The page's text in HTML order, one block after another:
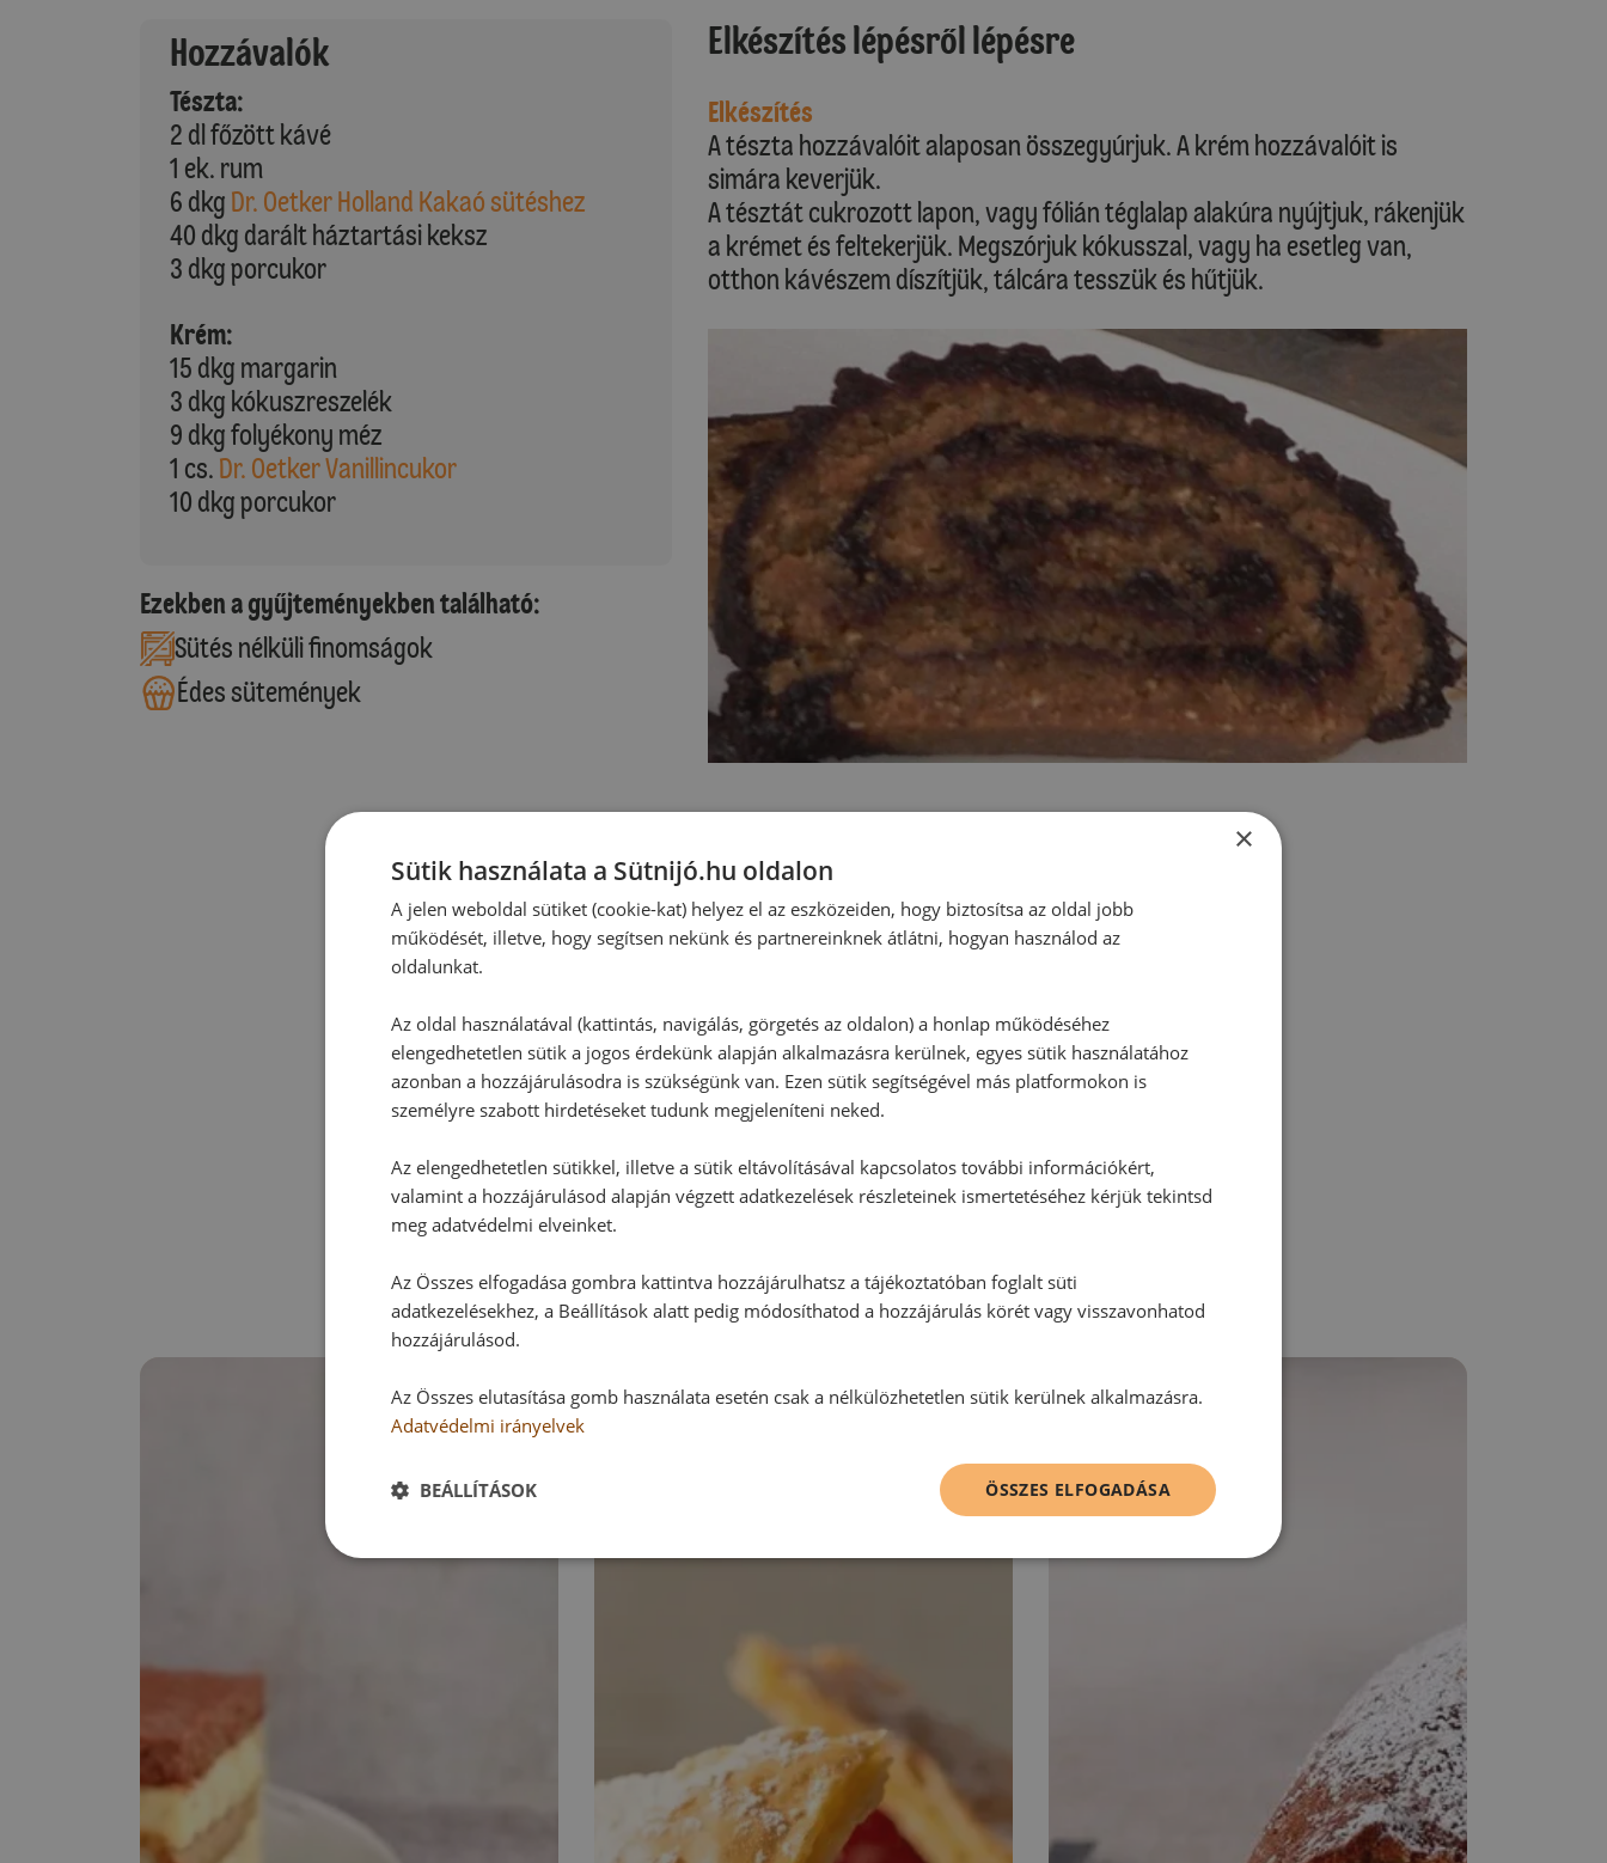
Hozzávalók
Tészta:
2 dl főzött kávé
1 ek. rum
6 dkg Dr. Oetker Holland Kakaó sütéshez
40 dkg darált háztartási keksz
3 dkg porcukor
Krém:
15 dkg margarin
3 dkg kókuszreszelék
9 dkg folyékony méz
1 cs. Dr. Oetker Vanillincukor
10 dkg porcukor
Ezekben a gyűjteményekben található:
Sütés nélküli finomságok
Édes sütemények
Elkészítés lépésről lépésre
Elkészítés
A tészta hozzávalóit alaposan összegyúrjuk. A krém hozzávalóit is
simára keverjük.
A tésztát cukrozott lapon, vagy fólián téglalap alakúra nyújtjuk, rákenjük
a krémet és feltekerjük. Megszórjuk kókusszal, vagy ha esetleg van,
otthon kávészem díszítjük, tálcára tesszük és hűtjük.
Hozzászólások
Ehhez a recepthez még nem érkezett hozzászólás.
Hozzászólás írása
Vélemény írásához, kérjük,
RECEPTAJÁNLÓ
×
Sütik használata a Sütnijó.hu oldalon
A jelen weboldal sütiket (cookie-kat) helyez el az eszközeiden, hogy biztosítsa az oldal jobb
működését, illetve, hogy segítsen nekünk és partnereinknek átlátni, hogyan használod az
oldalunkat.
Az oldal használatával (kattintás, navigálás, görgetés az oldalon) a honlap működéséhez
elengedhetetlen sütik a jogos érdekünk alapján alkalmazásra kerülnek, egyes sütik használatához
azonban a hozzájárulásodra is szükségünk van. Ezen sütik segítségével más platformokon is
személyre szabott hirdetéseket tudunk megjeleníteni neked.
Az elengedhetetlen sütikkel, illetve a sütik eltávolításával kapcsolatos további információkért,
valamint a hozzájárulásod alapján végzett adatkezelések részleteinek ismertetéséhez kérjük tekintsd
meg adatvédelmi elveinket.
Az Összes elfogadása gombra kattintva hozzájárulhatsz a tájékoztatóban foglalt süti
adatkezelésekhez, a Beállítások alatt pedig módosíthatod a hozzájárulás körét vagy visszavonhatod
hozzájárulásod.
Az Összes elutasítása gomb használata esetén csak a nélkülözhetetlen sütik kerülnek alkalmazásra.
Adatvédelmi irányelvek
ÖSSZES ELFOGADÁSA
BEÁLLÍTÁSOK